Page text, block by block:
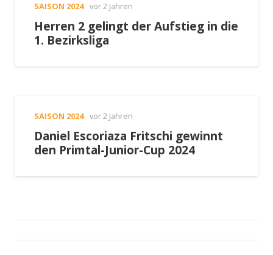
SAISON 2024 vor 2 Jahren
Herren 2 gelingt der Aufstieg in die
1. Bezirksliga
SAISON 2024 vor 2 Jahren
Daniel Escoriaza Fritschi gewinnt
den Primtal-Junior-Cup 2024